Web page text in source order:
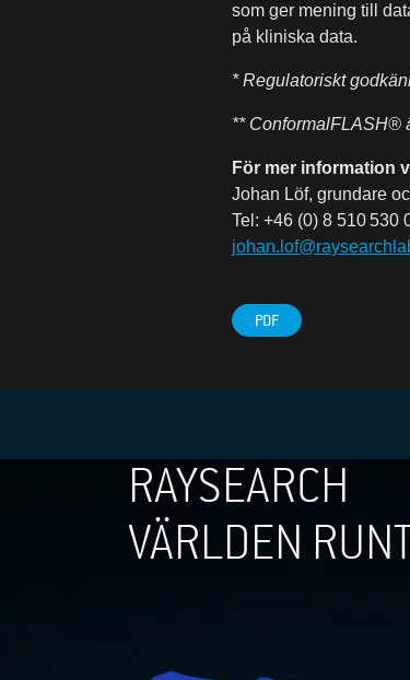
som ger mening till
på kliniska data.
* Regulatoriskt
** ConformalFLASH®
För mer information
Johan Löf, grundare
Tel: +46 (0) 8 510 530
PDF
RAYSEARCH
VÄRLDEN